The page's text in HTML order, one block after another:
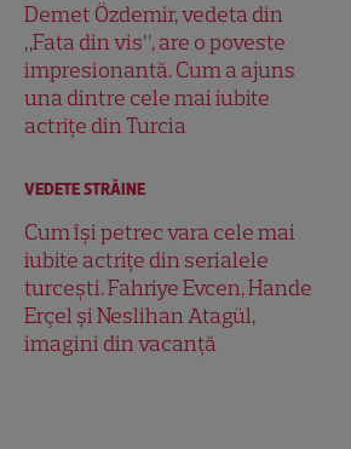
Demet Özdemir, vedeta din
„Fata din vis”, are o poveste
impresionantă. Cum a ajuns
una dintre cele mai iubite
actrițe din Turcia
VEDETE STRĂINE
Cum își petrec vara cele mai
iubite actrițe din serialele
turcești. Fahriye Evcen, Hande
Erçel și Neslihan Atagül,
imagini din vacanță